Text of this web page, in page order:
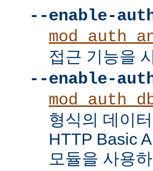
--enable-
접근 기능을
--enable-
형식의 데이
HTTP Basic
모듈을 사용